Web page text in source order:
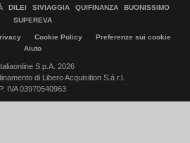
DILEI SIVIAGGIA QUIFINANZA
BUONISSIMO
SUPEREVA
Cookie Policy
Preferenze sui cookie
Aiuto
S.p.A. 2026
di Libero Acquisition S.á r.l.
P. IVA 03970540963